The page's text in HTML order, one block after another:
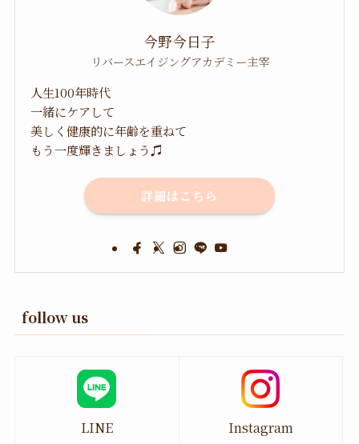
今野今日子
リバースエイジングアカデミー主宰
人生100年時代
一緒にケアして
美しく健康的に年齢を重ねて
もう一度輝きましょう♫
詳細はこちら
follow us
LINE Instagram